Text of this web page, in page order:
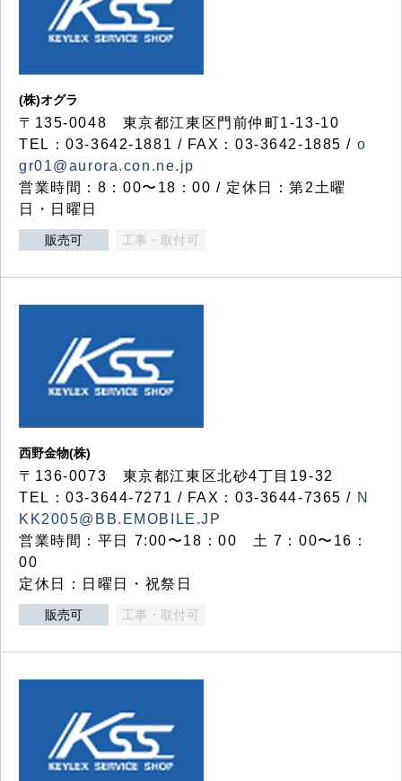
(株)オグラ
〒135-0048 東京都江東区門前仲町1-13-10
TEL：03-3642-1881 / FAX：03-3642-1885 / o
gr01@aurora.con.ne.jp
営業時間：8：00〜18：00 / 定休日：第2土曜
日・日曜日
販売可 工事・取付可
西野金物(株)
〒136-0073 東京都江東区北砂4丁目19-32
TEL：03‐3644‐7271 / FAX：03-3644-7365 / N
KK2005@BB.EMOBILE.JP
営業時間：平日 7:00〜18：00 土 7：00〜16：
00
定休日：日曜日・祝祭日
販売可 工事・取付可